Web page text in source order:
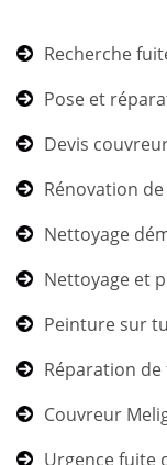
Recherche
Pose et
Devis
Rénovation
Nettoyage
Nettoyage et
Peinture sur
Réparation
Couvreur
Urgence fuite